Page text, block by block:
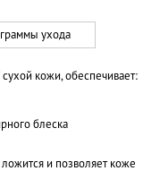
кожи, обеспечивает:
блеска
и позволяет коже